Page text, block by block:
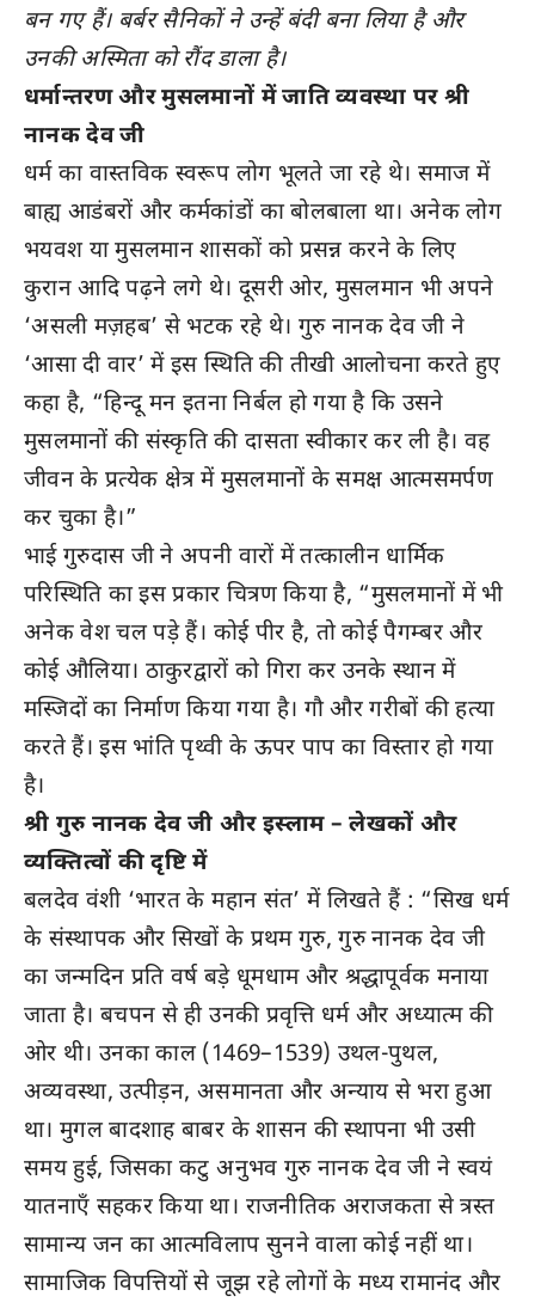
बन गए हैं। बर्बर सैनिकों ने उन्हें बंदी बना लिया है और
उनकी अस्मिता को रौंद डाला है।
धर्मान्तरण और मुसलमानों में जाति व्यवस्था पर श्री
नानक देव जी
धर्म का वास्तविक स्वरूप लोग भूलते जा रहे थे। समाज में
बाह्य आडंबरों और कर्मकांडों का बोलबाला था। अनेक लोग
भयवश या मुसलमान शासकों को प्रसन्न करने के लिए
कुरान आदि पढ़ने लगे थे। दूसरी ओर, मुसलमान भी अपने
‘असली मज़हब’ से भटक रहे थे। गुरु नानक देव जी ने
‘आसा दी वार’ में इस स्थिति की तीखी आलोचना करते हुए
कहा है, “हिन्दू मन इतना निर्बल हो गया है कि उसने
मुसलमानों की संस्कृति की दासता स्वीकार कर ली है। वह
जीवन के प्रत्येक क्षेत्र में मुसलमानों के समक्ष आत्मसमर्पण
कर चुका है।”
भाई गुरुदास जी ने अपनी वारों में तत्कालीन धार्मिक
परिस्थिति का इस प्रकार चित्रण किया है, “मुसलमानों में भी
अनेक वेश चल पड़े हैं। कोई पीर है, तो कोई पैगम्बर और
कोई औलिया। ठाकुरद्वारों को गिरा कर उनके स्थान में
मस्जिदों का निर्माण किया गया है। गौ और गरीबों की हत्या
करते हैं। इस भांति पृथ्वी के ऊपर पाप का विस्तार हो गया
है।
श्री गुरु नानक देव जी और इस्लाम – लेखकों और
व्यक्तित्वों की दृष्टि में
बलदेव वंशी ‘भारत के महान संत’ में लिखते हैं : “सिख धर्म
के संस्थापक और सिखों के प्रथम गुरु, गुरु नानक देव जी
का जन्मदिन प्रति वर्ष बड़े धूमधाम और श्रद्धापूर्वक मनाया
जाता है। बचपन से ही उनकी प्रवृत्ति धर्म और अध्यात्म की
ओर थी। उनका काल (1469–1539) उथल-पुथल,
अव्यवस्था, उत्पीड़न, असमानता और अन्याय से भरा हुआ
था। मुगल बादशाह बाबर के शासन की स्थापना भी उसी
समय हुई, जिसका कटु अनुभव गुरु नानक देव जी ने स्वयं
यातनाएँ सहकर किया था। राजनीतिक अराजकता से त्रस्त
सामान्य जन का आत्मविलाप सुनने वाला कोई नहीं था।
सामाजिक विपत्तियों से जूझ रहे लोगों के मध्य रामानंद और